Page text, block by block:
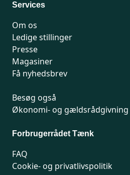
Services
Om os
Ledige stillinger
Presse
Magasiner
Få nyhedsbrev
Besøg også
Økonomi- og gældsrådgivning
Forbrugerrådet Tænk
FAQ
Cookie- og privatlivspolitik